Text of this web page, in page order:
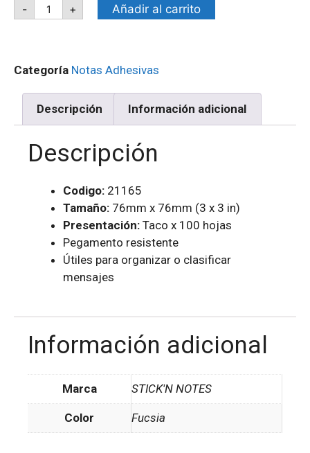
- + Añadir al carrito
Categoría Notas Adhesivas
Descripción Información adicional
Descripción
Codigo: 21165
Tamaño: 76mm x 76mm (3 x 3 in)
Presentación: Taco x 100 hojas
Pegamento resistente
Útiles para organizar o clasificar
mensajes
Información adicional
Marca STICK'N NOTES
Color Fucsia